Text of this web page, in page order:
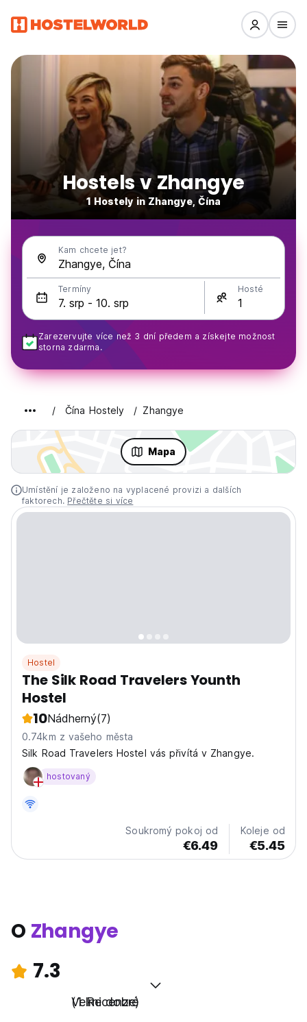
Hostels v Zhangye
1 Hostely in Zhangye, Čína
Kam chcete jet?
Termíny Hosté
Zarezervujte více než 3 dní předem a získejte možnost
storna zdarma.
Čína Hostely Zhangye
Mapa
Umístění je založeno na vyplacené provizi a dalších
faktorech. Přečtěte si více
Hostel
The Silk Road Travelers Younth
Hostel
10Nádherný(7)
0.74km z vašeho města
Silk Road Travelers Hostel vás přivítá v Zhangye.
hostovaný
Soukromý pokoj od
€6.49
Koleje od
€5.45
O Zhangye
7.3
Velmi dobré
(1 Recenze)